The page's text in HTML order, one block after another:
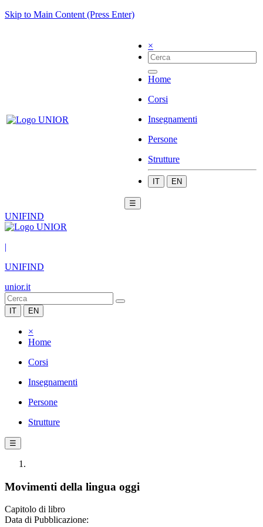
Skip to Main Content (Press Enter)
×
Home
Corsi
Insegnamenti
Persone
Strutture
IT EN
☰
UNIFIND
|
UNIFIND
unior.it
IT EN
×
Home
Corsi
Insegnamenti
Persone
Strutture
☰
Movimenti della lingua oggi
Capitolo di libro
Data di Pubblicazione: